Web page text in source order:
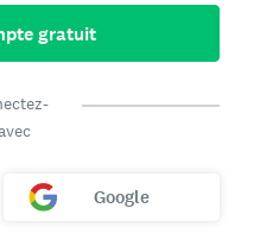
gratuit
Google